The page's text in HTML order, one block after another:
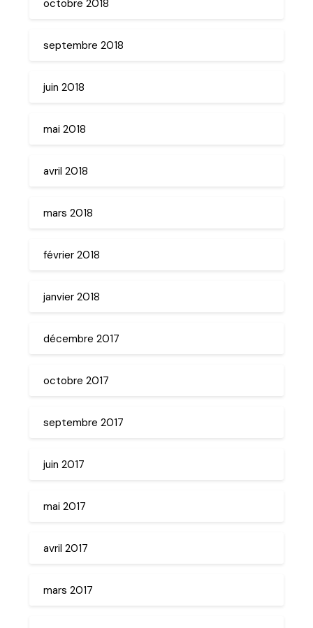
octobre 2018
septembre 2018
juin 2018
mai 2018
avril 2018
mars 2018
février 2018
janvier 2018
décembre 2017
octobre 2017
septembre 2017
juin 2017
mai 2017
avril 2017
mars 2017